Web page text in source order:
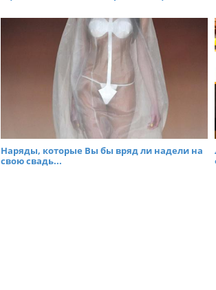
Наряды, которые Вы бы вряд ли надели на
свою свадь...